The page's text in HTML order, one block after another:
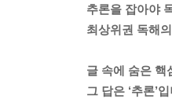
추론을 잡아야
최상위권 독해
글 속에 숨은 핵
그 답은 ‘추론’